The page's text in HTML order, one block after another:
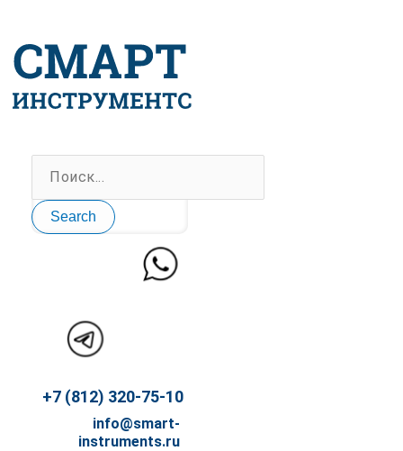
Search
+7 (812) 320-75-10
info@smart-
instruments.ru